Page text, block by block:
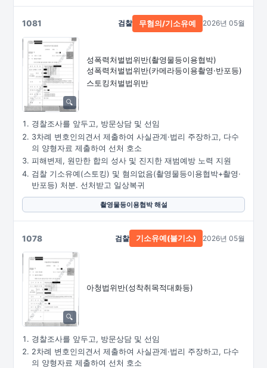
1081
성폭력처벌법위반(촬영물등이용협박)
성폭력처벌법위반(카메라등이용촬영·반포등)
스토킹처벌법위반
검찰 무혐의/기소유예 2026년 05월
경찰조사를 앞두고, 방문상담 및 선임
3차례 변호인의견서 제출하여 사실관계·법리 주장하고, 다수
의 양형자료 제출하여 선처 호소
피해변제, 원만한 합의 성사 및 진지한 재범예방 노력 지원
검찰 기소유예(스토킹) 및 혐의없음(촬영물등이용협박+촬영·
반포등) 처분. 선처받고 일상복귀
촬영물등이용협박 해설
1078
아청법위반(성착취목적대화등)
검찰 기소유예(불기소) 2026년 05월
경찰조사를 앞두고, 방문상담 및 선임
2차례 변호인의견서 제출하여 사실관계·법리 주장하고, 다수
의 양형자료 제출하여 선처 호소